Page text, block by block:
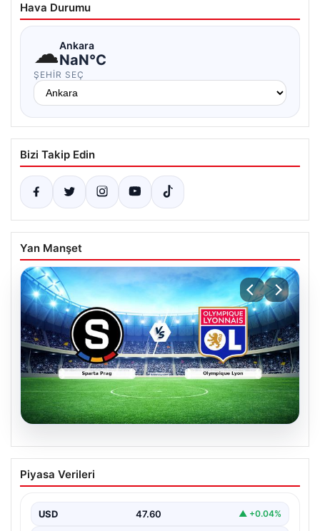
Hava Durumu
☁Ankara
NaN°C
ŞEHIR SEÇ
Bizi Takip Edin
Yan Manşet
(Özet) Sparta Prag – Olympique Lyon
Maçı Özeti ve Tüm Önemli Anları
Piyasa Verileri
USD 47.60 ▲ +0.04%